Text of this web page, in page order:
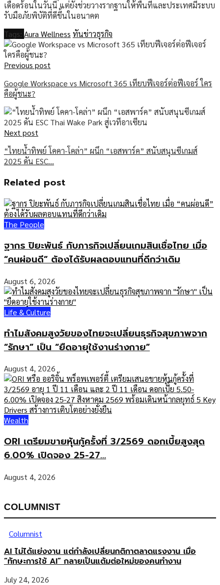
เดือดร้อนในวันนี้ แต่ยังช่วยวางรากฐานให้พื้นที่และประเทศมีระบบ
รับมือภัยพิบัติที่ดีขึ้นในอนาคต
Tags: Aura Wellness ทันข่าวธุรกิจ
Previous post
Google Workspace vs Microsoft 365 เทียบฟีเจอร์ต่อฟีเจอร์ ใคร
คือผู้ชนะ?
Next post
“ไทยน้ำทิพย์ โคคา-โคล่า” ผนึก “เอสพาร์ค” สนับสนุนซีเกมส์
2025 ดัน ESC…
Related post
The People
ฐากร ปิยะพันธ์ กับภารกิจเปลี่ยนเกมสินเชื่อไทย เมื่อ
“คนผ่อนดี” ต้องได้รับผลตอบแทนที่ดีกว่าเดิม
August 6, 2026
Life & Culture
ทำไมสังคมสูงวัยของไทยจะเปลี่ยนธุรกิจสุขภาพจาก
“รักษา” เป็น “ยืดอายุใช้งานร่างกาย”
August 4, 2026
Wealth
ORI เตรียมขายหุ้นกู้ครั้งที่ 3/2569 ดอกเบี้ยสูงสุด
6.00% เปิดจอง 25-27...
August 4, 2026
COLUMNIST
Columnist
AI ไม่ได้แย่งงาน แต่กำลังเปลี่ยนกติกาตลาดแรงงาน เมื่อ
“ทักษะการใช้ AI” กลายเป็นแต้มต่อใหม่ของคนทำงาน
July 24, 2026